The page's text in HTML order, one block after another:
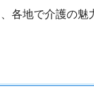
地で介護の魅